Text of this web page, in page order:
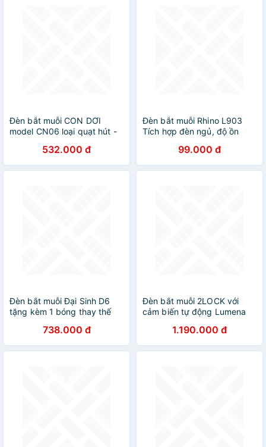
Đèn bắt muỗi CON DƠI
model CN06 loại quạt hút -
532.000 đ
Đèn bắt muỗi Rhino L903
Tích hợp đèn ngủ, độ ồn
99.000 đ
Đèn bắt muỗi Đại Sinh D6
tặng kèm 1 bóng thay thế
738.000 đ
Đèn bắt muỗi 2LOCK với
cảm biến tự động Lumena
1.190.000 đ